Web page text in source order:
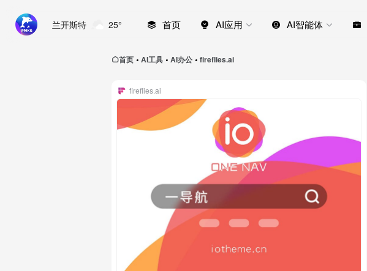
兰开斯特 25° 首页 AI应用 AI智能体
首页 • AI工具 • AI办公 • fireflies.ai
fireflies.ai